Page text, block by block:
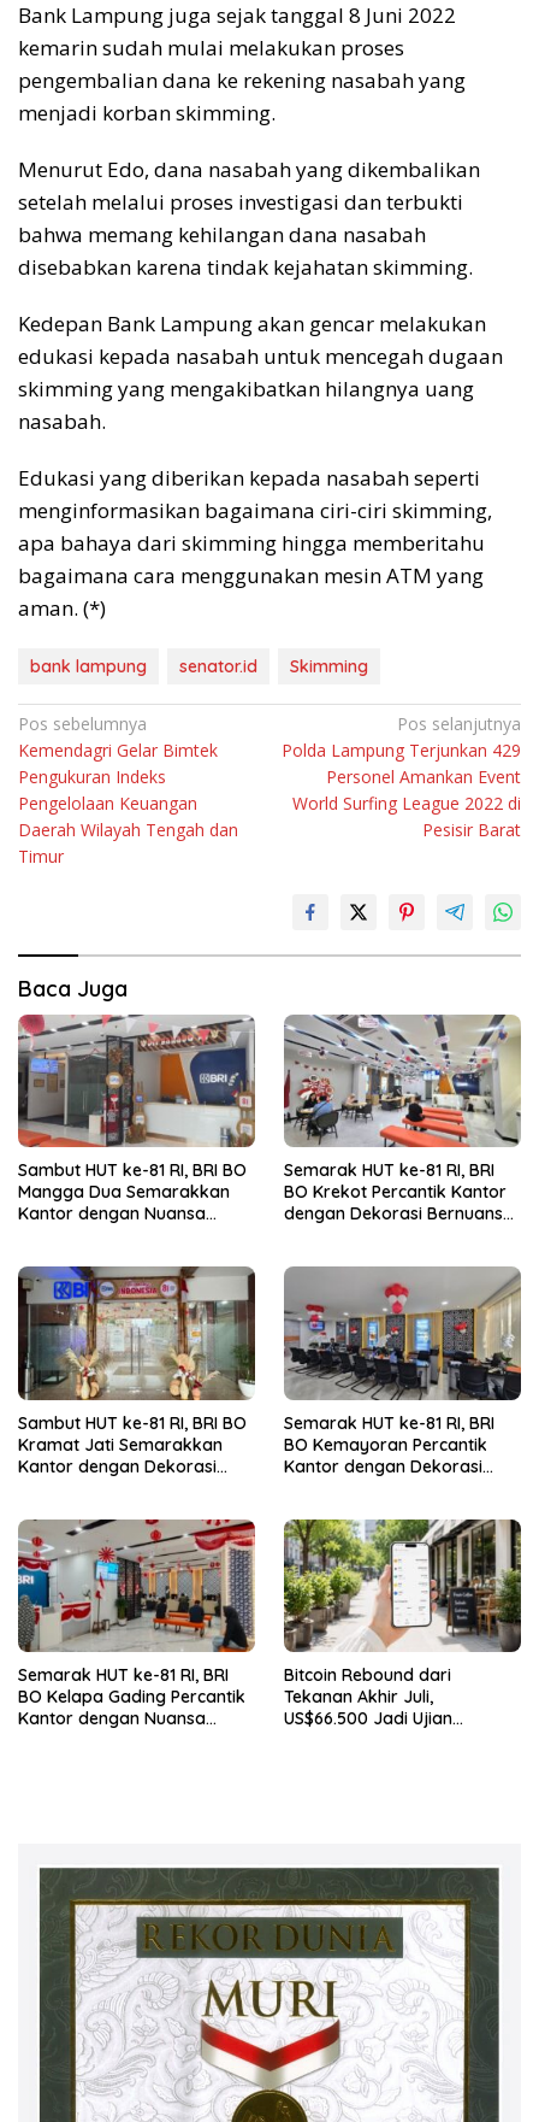
Bank Lampung juga sejak tanggal 8 Juni 2022
kemarin sudah mulai melakukan proses
pengembalian dana ke rekening nasabah yang
menjadi korban skimming.
Menurut Edo, dana nasabah yang dikembalikan
setelah melalui proses investigasi dan terbukti
bahwa memang kehilangan dana nasabah
disebabkan karena tindak kejahatan skimming.
Kedepan Bank Lampung akan gencar melakukan
edukasi kepada nasabah untuk mencegah dugaan
skimming yang mengakibatkan hilangnya uang
nasabah.
Edukasi yang diberikan kepada nasabah seperti
menginformasikan bagaimana ciri-ciri skimming,
apa bahaya dari skimming hingga memberitahu
bagaimana cara menggunakan mesin ATM yang
aman. (*)
bank lampung senator.id Skimming
Navigasi
pos
Pos sebelumnya
Kemendagri Gelar Bimtek
Pengukuran Indeks
Pengelolaan Keuangan
Daerah Wilayah Tengah dan
Timur
Pos selanjutnya
Polda Lampung Terjunkan 429
Personel Amankan Event
World Surfing League 2022 di
Pesisir Barat
Baca Juga
Sambut HUT ke-81 RI, BRI BO
Mangga Dua Semarakkan
Kantor dengan Nuansa
Semarak HUT ke-81 RI, BRI
BO Krekot Percantik Kantor
dengan Dekorasi Bernuansa
Sambut HUT ke-81 RI, BRI BO
Kramat Jati Semarakkan
Kantor dengan Dekorasi
Semarak HUT ke-81 RI, BRI
BO Kemayoran Percantik
Kantor dengan Dekorasi
Semarak HUT ke-81 RI, BRI
BO Kelapa Gading Percantik
Kantor dengan Nuansa
Bitcoin Rebound dari
Tekanan Akhir Juli,
US$66.500 Jadi Ujian